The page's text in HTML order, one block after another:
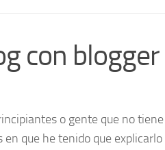
con blogger
o gente que no tiene
en que he tenido que explicarlo